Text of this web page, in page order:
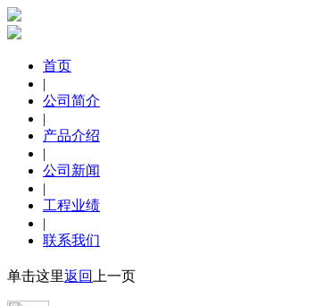
首页
|
公司简介
|
产品介绍
|
公司新闻
|
工程业绩
|
联系我们
单击这里返回 上一页